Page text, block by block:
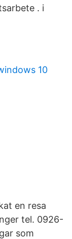
. i
10
en resa
tel. 0926-
som